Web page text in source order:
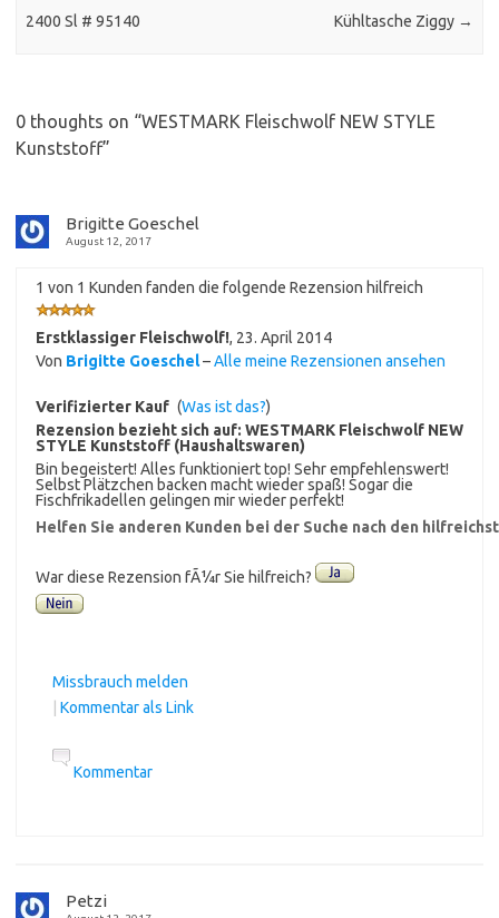
2400 Sl # 95140
Kühltasche Ziggy →
0 thoughts on “WESTMARK Fleischwolf NEW STYLE
Kunststoff”
Brigitte Goeschel
August 12, 2017
1 von 1 Kunden fanden die folgende Rezension hilfreich
Erstklassiger Fleischwolf!, 23. April 2014
Von Brigitte Goeschel–Alle meine Rezensionen ansehen
Verifizierter Kauf (Was ist das?)
Rezension bezieht sich auf: WESTMARK Fleischwolf NEW
STYLE Kunststoff (Haushaltswaren)
Bin begeistert! Alles funktioniert top! Sehr empfehlenswert!
Selbst Plätzchen backen macht wieder spaß! Sogar die
Fischfrikadellen gelingen mir wieder perfekt!
Helfen Sie anderen Kunden bei der Suche nach den
War diese Rezension fÃ¼r Sie hilfreich?
Missbrauch melden
Kommentar als Link
Kommentar
Petzi